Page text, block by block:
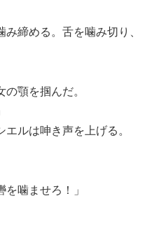
締める。舌を噛み切り、
顎を掴んだ。
ルは呻き声を上げる。
を噛ませろ！」